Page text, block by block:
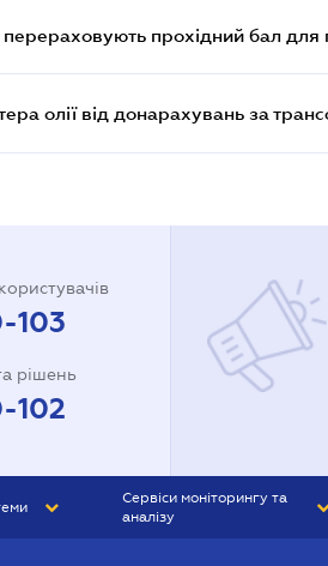
перераховують прохідний бал для
олії від донарахувань за
103
рішень
102
Сервіси моніторингу та
аналізу